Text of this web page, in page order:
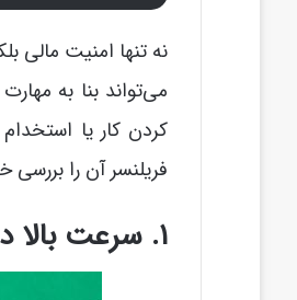
نه تنها امنیت مالی
می‌تواند بنا به
کردن کار یا
فریلنسر آن را بررسی
۱. سرعت بالا در پیدا کردن شخص مورد نظر